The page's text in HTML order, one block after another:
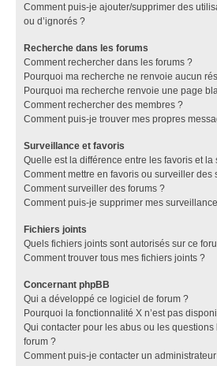
Comment puis-je ajouter/supprimer des
ou d’ignorés ?
Recherche dans les forums
Comment rechercher dans les forums ?
Pourquoi ma recherche ne renvoie aucun
Pourquoi ma recherche renvoie une page
Comment rechercher des membres ?
Comment puis-je trouver mes propres
Surveillance et favoris
Quelle est la différence entre les favoris et la
Comment mettre en favoris ou surveiller des
Comment surveiller des forums ?
Comment puis-je supprimer mes
Fichiers joints
Quels fichiers joints sont autorisés sur ce
Comment trouver tous mes fichiers joints ?
Concernant phpBB
Qui a développé ce logiciel de forum ?
Pourquoi la fonctionnalité X n’est pas
Qui contacter pour les abus ou les
forum ?
Comment puis-je contacter un